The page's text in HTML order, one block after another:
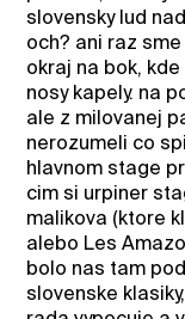
slovensky lud
och? ani raz
okraj na bok,
nosy kapely. na
ale z milovanej
nerozumeli co
hlavnom stage
cim si urpiner
malikova (ktore
alebo Les
bolo nas tam
slovenske